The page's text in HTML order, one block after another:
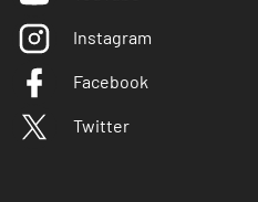
Instagram
Facebook
Twitter